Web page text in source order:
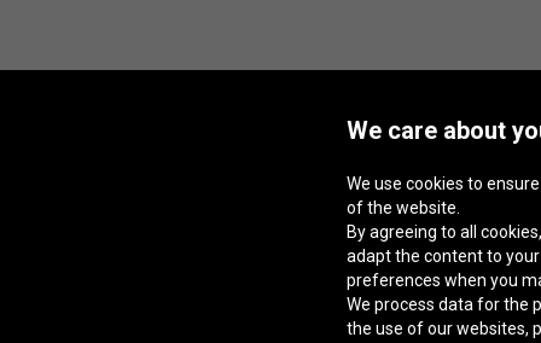
We care about
We use cookies to
of the website.
By agreeing to all
adapt the content to
preferences when you
We process data for the
the use of our websites,